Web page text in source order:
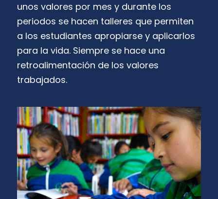
unos valores por mes y durante los
periodos se hacen talleres que permiten
a los estudiantes apropiarse y aplicarlos
para la vida. Siempre se hace una
retroalimentación de los valores
trabajados.